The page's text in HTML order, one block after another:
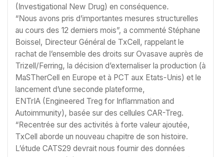
(Investigational New Drug) en conséquence.
“Nous avons pris d’importantes mesures structurelles
au cours des 12 derniers mois”, a commenté Stéphane
Boissel, Directeur Général de TxCell, rappelant le
rachat de l’ensemble des droits sur Ovasave auprès de
Trizell/Ferring, la décision d’externaliser la production (à
MaSTherCell en Europe et à PCT aux Etats-Unis) et le
lancement d’une seconde plateforme,
ENTrIA (Engineered Treg for Inflammation and
Autoimmunity), basée sur des cellules CAR-Treg.
“Recentrée sur des activités à forte valeur ajoutée,
TxCell aborde un nouveau chapitre de son histoire.
L’étude CATS29 devrait nous fournir des données